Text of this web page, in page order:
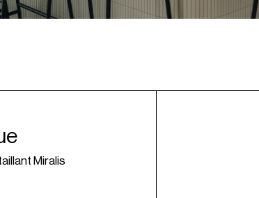
Miralis